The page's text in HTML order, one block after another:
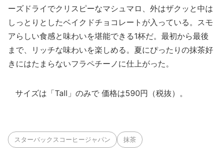
ーズドライでクリスピーなマシュマロ、外はザクッと中は
しっとりとしたベイクドチョコレートが入っている。スモ
アらしい食感と味わいを堪能できる1杯だ。最初から最後
まで、リッチな味わいを楽しめる。夏にぴったりの抹茶好
きにはたまらないフラペチーノに仕上がった。
サイズは「Tall」のみで 価格は590円（税抜）。
スターバックスコーヒージャパン 抹茶